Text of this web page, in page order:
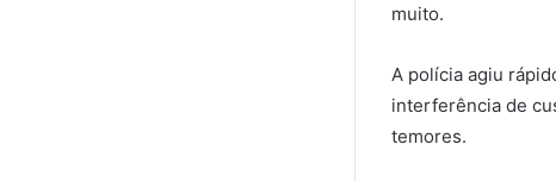
muito.
A polícia agiu
interferência de
temores.